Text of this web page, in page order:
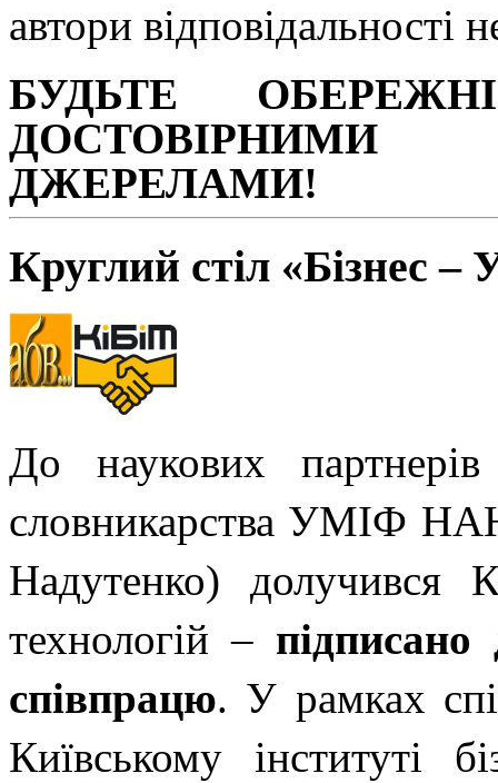
автори відповідальності
БУДЬТЕ
ДЖЕРЕЛАМИ!
Круглий стіл «Бізнес –
До наукових партнерів
словникарства УМІФ
Надутенко) долучився
технологій – підписано
співпрацю. У рамках
Київському інституті